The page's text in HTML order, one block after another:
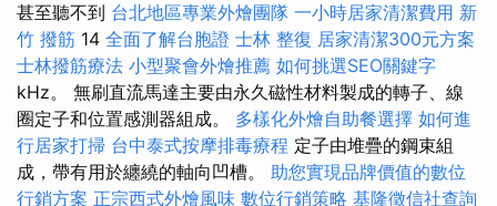
甚至聽不到 台北地區專業外燴團隊 一小時居家清潔費用 新
竹 撥筋 14 全面了解台胞證 士林 整復 居家清潔300元方案
士林撥筋療法 小型聚會外燴推薦 如何挑選SEO關鍵字
kHz。 無刷直流馬達主要由永久磁性材料製成的轉子、線
圈定子和位置感測器組成。 多樣化外燴自助餐選擇 如何進
行居家打掃 台中泰式按摩排毒療程 定子由堆疊的鋼束組
成，帶有用於纏繞的軸向凹槽。 助您實現品牌價值的數位
行銷方案 正宗西式外燴風味 數位行銷策略 基隆徵信社查詢